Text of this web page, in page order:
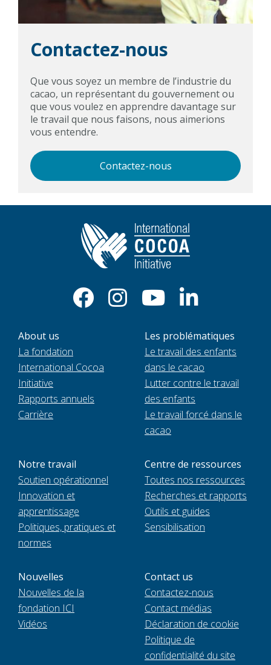
Contactez-nous
Que vous soyez un membre de l’industrie du
cacao, un représentant du gouvernement ou
que vous voulez en apprendre davantage sur
le travail que nous faisons, nous aimerions
vous entendre.
Contactez-nous
About us
La fondation
International Cocoa
Initiative
Rapports annuels
Carrière
Les problématiques
Le travail des enfants
dans le cacao
Lutter contre le travail
des enfants
Le travail forcé dans le
cacao
Notre travail
Soutien opérationnel
Innovation et
apprentissage
Politiques, pratiques et
normes
Centre de ressources
Toutes nos ressources
Recherches et rapports
Outils et guides
Sensibilisation
Nouvelles
Nouvelles de la
fondation ICI
Vidéos
Contact us
Contactez-nous
Contact médias
Déclaration de cookie
Politique de
confidentialité du site